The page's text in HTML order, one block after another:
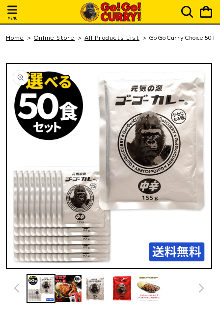
Skip to
content
MENU
Cart
Home Online Store All Products List Go Go Curry Choice 50
Skip to
product
information
Open